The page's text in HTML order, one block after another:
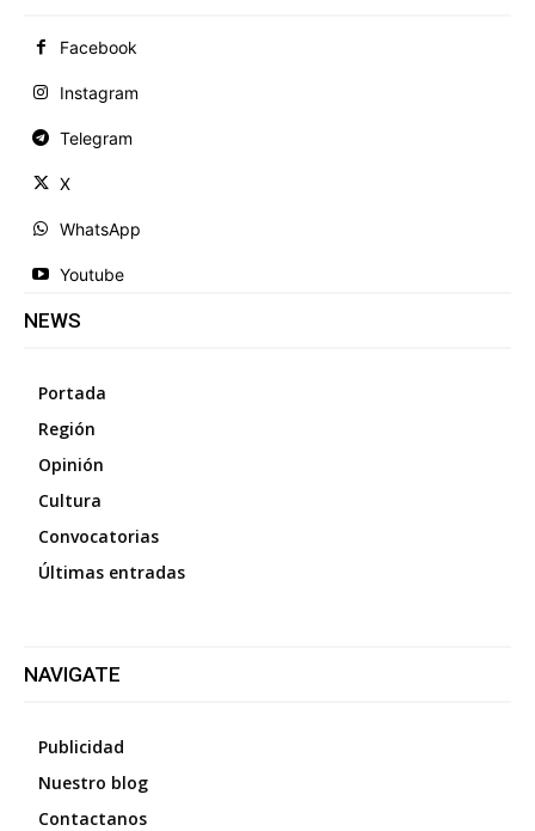
Facebook
Instagram
Telegram
X
WhatsApp
Youtube
NEWS
Portada
Región
Opinión
Cultura
Convocatorias
Últimas entradas
NAVIGATE
Publicidad
Nuestro blog
Contactanos